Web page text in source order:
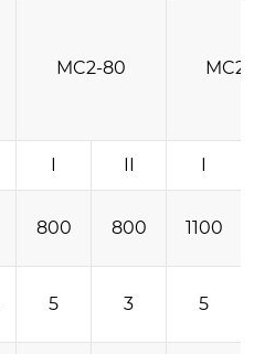
MC2-80 MC2-
I II I
800 800 1100
5 3 5